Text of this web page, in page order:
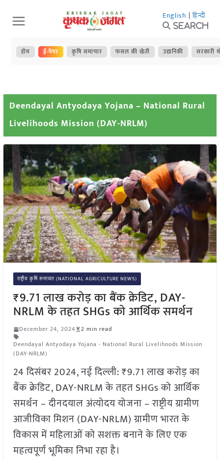
Skip
to
content
English | हिन्दी
Search
होम ई-पेपर कृषि समाचार फसल की खेती उद्यानिकी सरकारी
Deendayal Antyodaya Yojana – National Rural
Livelihoods Mission (DAY-NRLM)
राष्ट्रीय कृषि समाचार (NATIONAL AGRICULTURE NEWS)
₹9.71 लाख करोड़ का बैंक क्रेडिट, DAY-
NRLM के तहत SHGs को आर्थिक समर्थन
December 24, 2024
2 min read
Deendayal Antyodaya Yojana - National Rural Livelihoods Mission
(DAY-NRLM)
24 दिसंबर 2024, नई दिल्ली: ₹9.71 लाख करोड़ का
बैंक क्रेडिट, DAY-NRLM के तहत SHGs को आर्थिक
समर्थन – दीनदयाल अंत्योदय योजना – राष्ट्रीय ग्रामीण
आजीविका मिशन (DAY-NRLM) ग्रामीण भारत के
विकास में महिलाओं को सशक्त बनाने के लिए एक
महत्वपूर्ण भूमिका निभा रहा है।